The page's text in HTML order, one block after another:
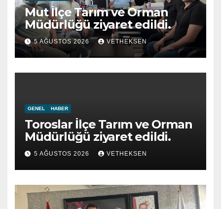
Mut İlçe Tarım ve Orman
Müdürlüğü ziyaret edildi.
5 AĞUSTOS 2026 VETHEKSEN
GENEL HABER
Toroslar İlçe Tarım ve Orman
Müdürlüğü ziyaret edildi.
5 AĞUSTOS 2026 VETHEKSEN